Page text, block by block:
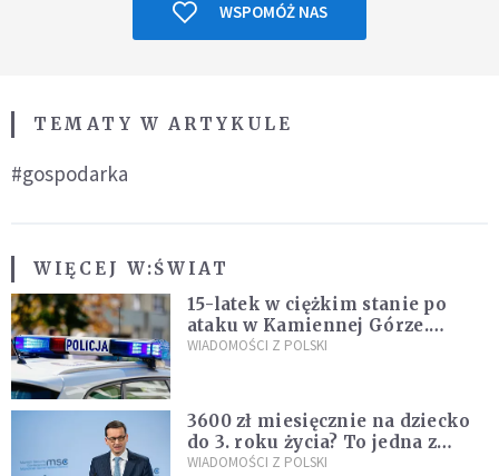
WSPOMÓŻ NAS
TEMATY W ARTYKULE
#gospodarka
WIĘCEJ W:ŚWIAT
15-latek w ciężkim stanie po
ataku w Kamiennej Górze.
Policja zatrzymała dwóch
WIADOMOŚCI Z POLSKI
3600 zł miesięcznie na dziecko
do 3. roku życia? To jedna z
propozycji programu "Rozwój
WIADOMOŚCI Z POLSKI